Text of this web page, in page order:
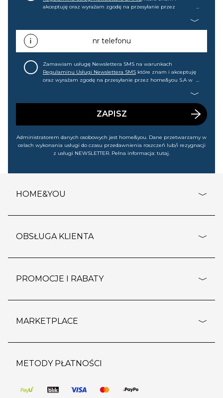
akceptuję oraz wyrażam zgodę na przesyłanie przez
promocjach, wyprzedażach). Wiem, że mogę tę zgodę w
każdej chwili cofnąć.nr telefonu
Zamawiam usługę Newslettera SMS na warunkach
Regulaminu Usługi Newslettera SMS które znam i akceptuję
oraz wyrażam zgodę na przesyłanie przez home&you S.A w
wyprzedażach). Wiem, że mogę tę zgodę w każdej chwili
ZAPISZ
Administratorem danych osobowych jest home&you. Dane przetwarzamy w
celach wykonania usługi do czasu przedawnienia roszczeń lub/i rezygnacji
z usługi NEWSLETTER. Pełna informacja: tutaj.
HOME&YOU
o firmie
polityka prywatności
kontakt
OBSŁUGA KLIENTA
dostawy i płatność
wypis z subskrypcji
regulamin sklepu
pozostałe regulaminy
PROMOCJE I RABATY
outlet
regulaminy promocji
MARKETPLACE
strefa marek
pomoc dla sprzedawców
METODY PŁATNOŚCI